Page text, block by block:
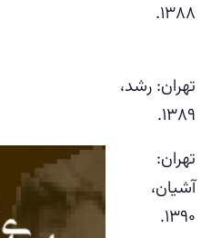
۱۳۸۸.‬
ت‍ه‍ران‌: رش‍د‏‫،
۱۳۸۹.‬
تهران:
آشیان،